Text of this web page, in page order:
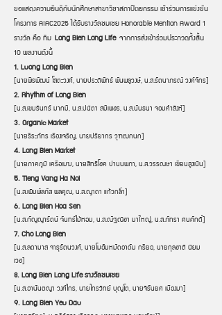
ขอแสดงความยินดีกับนักศึกษาสาขาวิชาสถาปัตยกรรม เข้าร่วมการแข่งขัน
โครงการ AIAC2025 ได้รับรางวัลชมเชย Honorable Mention Award 1
รางวัล คือ ทีม Long Bien Long Lifeจากการส่งเข้าร่วมประกวดทั้งสิ้น
10 ผลงานดังนี้
1. Luong Long Bien
[นายพีรพัฒน์ โสตะวงศ์, นายประดิพัทธ์ พันพลูวงษ์, น.ส.รัตนาภรณ์ วงค์จักร]
2. Rhythm of Long Bien
[น.ส.เขมรินทร์ มากมี, น.ส.ปนิตา สมีเพชร, น.ส.นันธนา จอมคำสิงห์]
3. Organic Market
[นายธีระภัทร เรืองเจริญ, นายปริยากร วุฑฒกนก]
4. Long Bien Market
[นายภาคภูมิ เครือเมฆ, นายสิทธิโชค ปานนพภา, น.ส.วรรณษา เขียนสูงเนิน]
5. Tieng Vang Ha Noi
[น.ส.เพิมพ์ลภัส ผลคูณ, น.ส.ญาดา แก้วกล่ำ]
6. Long Bien Hoa Sen
[น.ส.กัญญารัตน์ จันทร์ไม้หอม, น.ส.ณัฐณิชา มาใหญ่, น.ส.ภัทรา ศนศักดิ์]
7. Cho Long Bien
[น.ส.ลดามาส จารุรัตนวงศ์, นายโมฮัมหมัดอาดัม กรียอ, นายกุลชาติ นิยม
เวช]
8. Long Bien Long Life รางวัลชมเชย
[น.ส.อานันตญา วงศ์ไกร, นายไกรวิทย์ บุญโต, นายจิรันยศ เมืองมา]
9. Long Bien Yeu Dau